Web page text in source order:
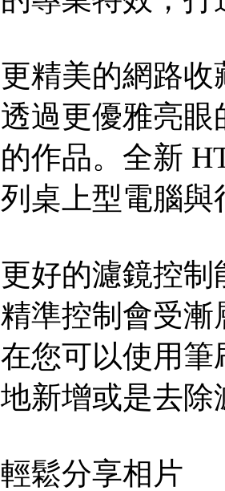
更精美的網路收
透過更優雅亮
的作品。全新
列桌上型電腦
更好的濾鏡控制
精準控制會受
在您可以使用
地新增或是去除
輕鬆分享相片